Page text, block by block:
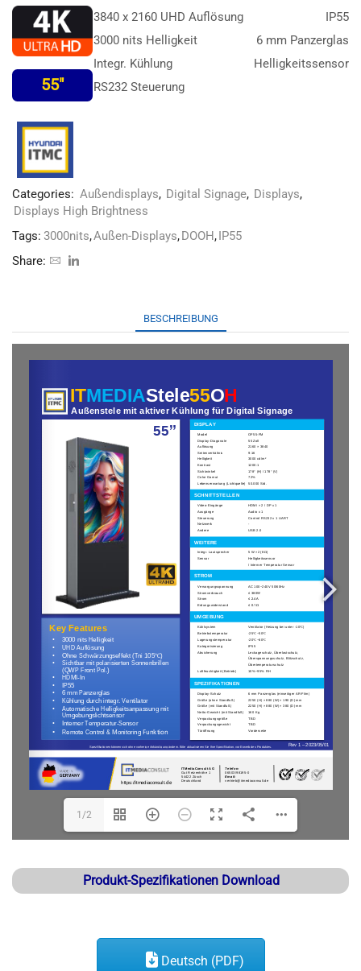
55″
3840 x 2160 UHD Auflösung
IP55
3000 nits Helligkeit
6 mm Panzerglas
Integr. Kühlung
Helligkeitssensor
RS232 Steuerung
Categories: Außendisplays, Digital Signage, Displays,
Displays High Brightness
Tags: 3000nits,Außen-Displays,DOOH,IP55
Share:
BESCHREIBUNG
1/2
Produkt-Spezifikationen Download
Deutsch (PDF)